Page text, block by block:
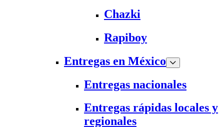
Chazki
Rapiboy
Entregas en México
Entregas nacionales
Entregas rápidas locales y
regionales